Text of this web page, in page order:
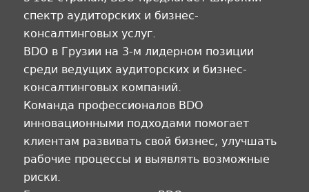
спектр аудиторских и бизнес-
консалтинговых услуг.
BDO в Грузии на 3-м лидерном позиции
среди ведущих аудиторских и бизнес-
консалтинговых компаний.
Команда профессионалов BDO
инновационными подходами помогает
клиентам развивать свой бизнес, улучшать
рабочие процессы и выявлять возможные
риски.